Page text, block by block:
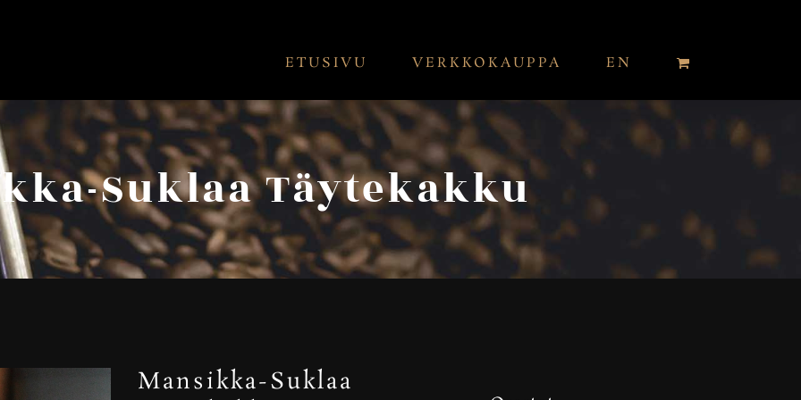
ETUSIVU VERKKOKAUPPA EN
Suklaa Täytekakku
Mansikka-Suklaa